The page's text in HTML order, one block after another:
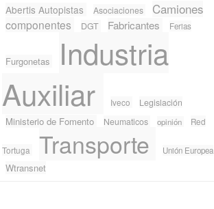
Abertis Autopistas Asociaciones Camiones
componentes DGT Fabricantes Ferias
Furgonetas
Industria
Auxiliar
Iveco Legislación
Ministerio de Fomento Neumaticos opinión Red
Tortuga Transporte Unión Europea
Wtransnet